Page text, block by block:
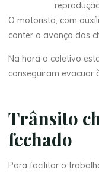
O motorista, com
conter o avanço das
Na hora o coletivo
conseguiram evacuar
Trânsito
fechado
Para facilitar o